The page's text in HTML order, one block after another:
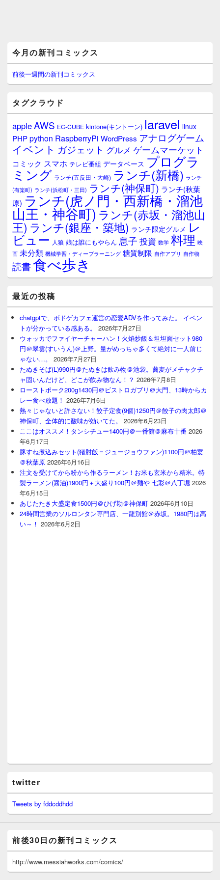
イ
ン
サ
イ
ウ
ィ
ジ
ェ
ア
今月の新刊コミックス
前後一週間の新刊コミックス
タグクラウド
appleAWS EC-CUBE kintone(キントーン) laravel linux
PHPpython RaspberryPi WordPress アナログゲーム
イベント ガジェット グルメ ゲームマーケット
コミック スマホ テレビ番組 データベース プログラ
ミング ランチ(五反田・大崎) ランチ(新橋) ランチ
(有楽町) ランチ(浜松町・三田) ランチ(神保町) ランチ(秋葉
原) ランチ(虎ノ門・西新橋・溜池
山王・神谷町) ランチ(赤坂・溜池山
王) ランチ(銀座・築地) ランチ限定グルメ レ
ビュー 人狼 娘は誰にもやらん 息子 投資 数学 料理 映
画 未分類 機械学習・ディープラーニング 糖質制限 自作アプリ 自作物
読書食べ歩き
最近の投稿
chatgptで、ボドゲカフェ運営の恋愛ADVを作ってみた。 イベン
トが分かっている感ある。
2026年7月27日
ウォッカでファイヤーチャーハン！火焰炒飯＆坦坦面セット980
円＠翠雲(すいうん)＠上野。量がめっちゃ多くて絶対に一人前じ
ゃない…。
2026年7月27日
たぬきそば(L)990円＠たぬきは飲み物＠池袋。蕎麦がメチャクチ
ャ固いんだけど、どこが飲み物なん！？ 2026年7月8日
ローストポーク200g1430円＠ビストロガブリ＠大門、13時からカ
レー食べ放題！ 2026年7月6日
熱々じゃないと許さない！餃子定食(9個)1250円＠餃子の肉太郎＠
神保町、全体的に酸味が効いてた。
2026年6月23日
ここはオススメ！タンシチュー1400円＠一番館＠麻布十番 2026
年6月17日
豚すね煮込みセット(猪肘飯＝ジュージョウファン)1100円＠柏宴
＠秋葉原 2026年6月16日
注文を受けてから粉から作るラーメン！お米も玄米から精米。特
製ラーメン(醤油)1900円＋大盛り100円＠麺や 七彩＠八丁堀 2026
年6月15日
あじたたき大盛定食1500円＠ひげ勘＠神保町 2026年6月10日
24時間営業のソルロンタン専門店、一龍別館＠赤坂。1980円は高
い～！ 2026年6月2日
twitter
Tweets by fddcddhdd
前後30日の新刊コミックス
http://www.messiahworks.com/comics/